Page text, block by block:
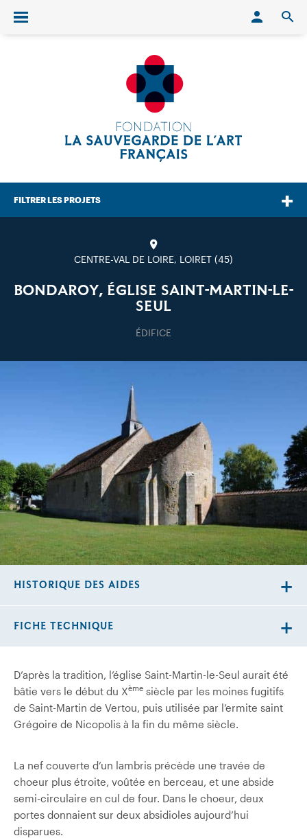
Ouvrir/fermer le menu
FILTRER LES PROJETS
CENTRE-VAL DE LOIRE, LOIRET (45)
BONDAROY, ÉGLISE SAINT-MARTIN-LE-
SEUL
ÉDIFICE
D’après la tradition, l’église Saint-Martin-le-Seul aurait été
bâtie vers le début du Xème siècle par les moines fugitifs
de Saint-Martin de Vertou, puis utilisée par l’ermite saint
Grégoire de Nicopolis à la fin du même siècle.
La nef couverte d’un lambris précède une travée de
choeur plus étroite, voûtée en berceau, et une abside
semi-circulaire en cul de four. Dans le choeur, deux
portes donnaient sur deux absidioles aujourd’hui
disparues.
HISTORIQUE DES AIDES
FICHE TECHNIQUE